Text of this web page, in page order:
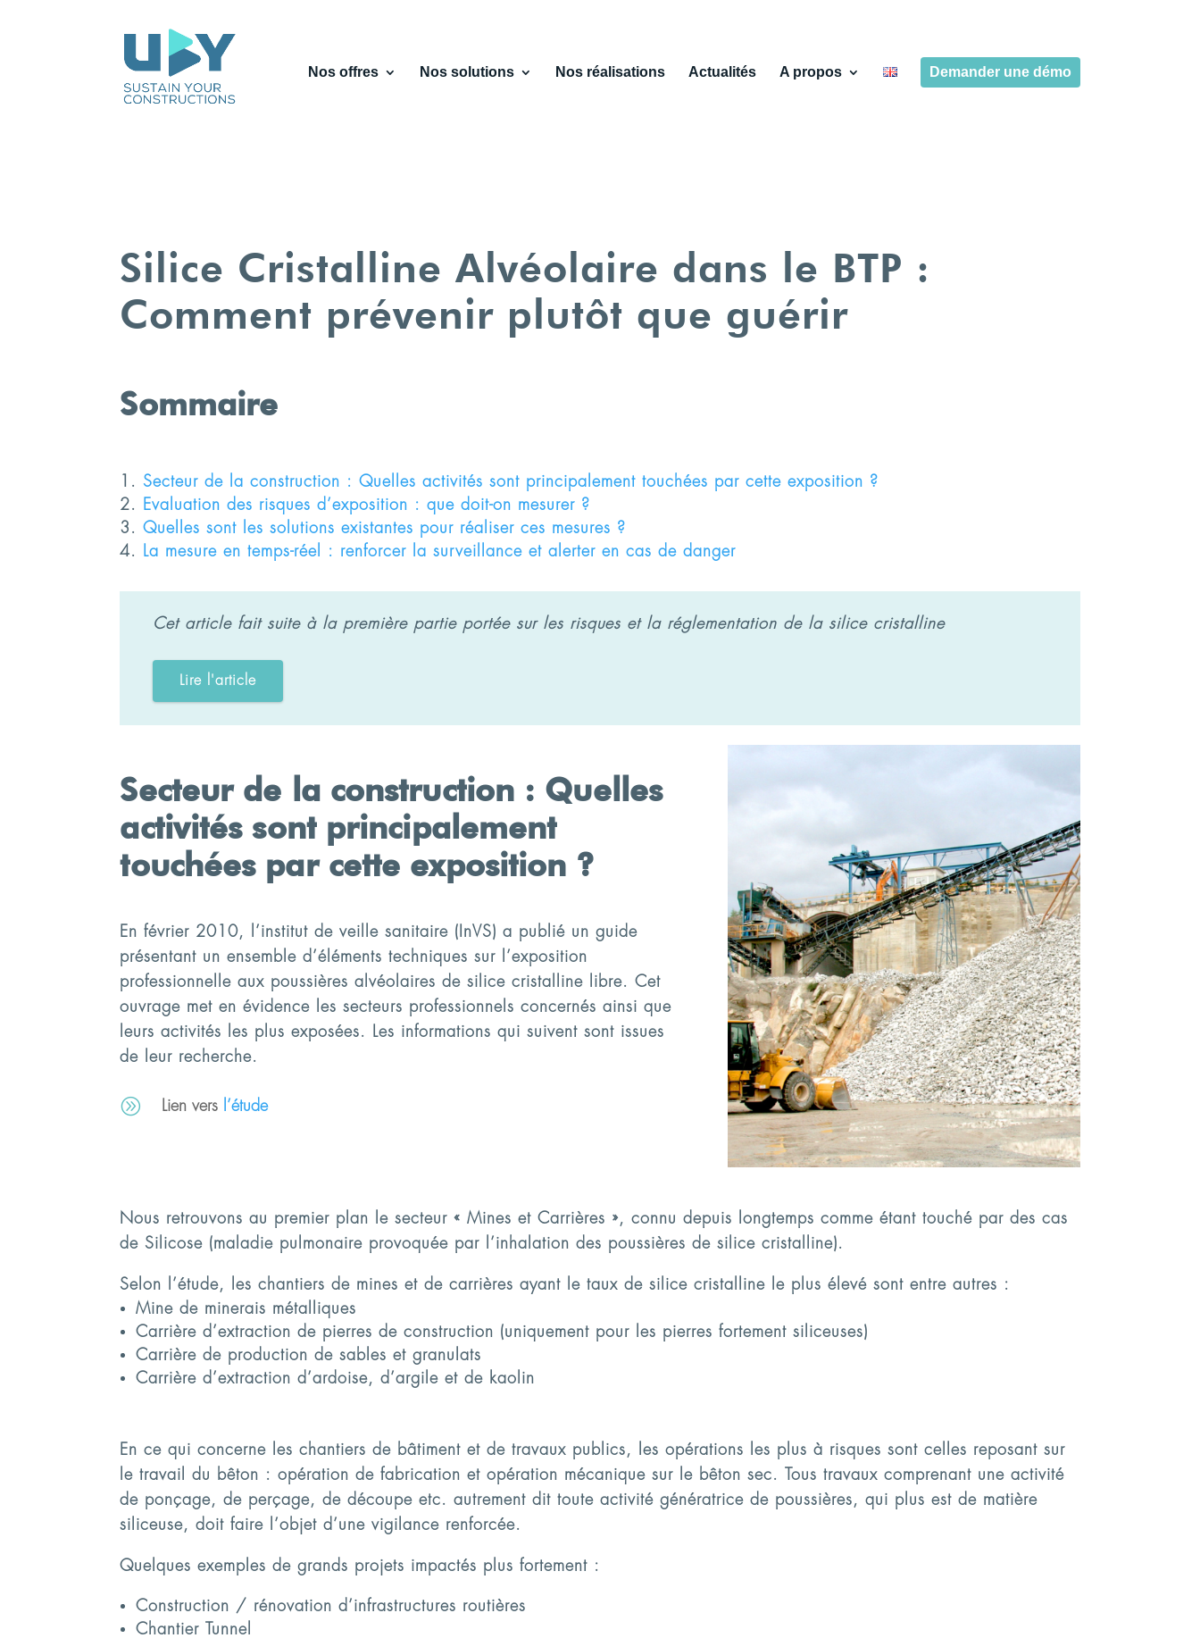
Nos offres Nos solutions Nos réalisations Actualités A propos Demander une démo
Silice Cristalline Alvéolaire dans le BTP :
Comment prévenir plutôt que guérir
Sommaire
Secteur de la construction : Quelles activités sont principalement touchées par cette exposition ?
Evaluation des risques d’exposition : que doit-on mesurer ?
Quelles sont les solutions existantes pour réaliser ces mesures ?
La mesure en temps-réel : renforcer la surveillance et alerter en cas de danger
Cet article fait suite à la première partie portée sur les risques et la réglementation de la silice cristalline
Lire l'article
Secteur de la construction : Quelles
activités sont principalement
touchées par cette exposition ?
En février 2010, l’institut de veille sanitaire (InVS) a publié un guide
présentant un ensemble d’éléments techniques sur l’exposition
professionnelle aux poussières alvéolaires de silice cristalline libre. Cet
ouvrage met en évidence les secteurs professionnels concernés ainsi que
leurs activités les plus exposées. Les informations qui suivent sont issues
de leur recherche.
A Lien vers l’étude
Nous retrouvons au premier plan le secteur « Mines et Carrières », connu depuis longtemps comme étant touché par des cas
de Silicose (maladie pulmonaire provoquée par l’inhalation des poussières de silice cristalline).
Selon l’étude, les chantiers de mines et de carrières ayant le taux de silice cristalline le plus élevé sont entre autres :
Mine de minerais métalliques
Carrière d’extraction de pierres de construction (uniquement pour les pierres fortement siliceuses)
Carrière de production de sables et granulats
Carrière d’extraction d’ardoise, d’argile et de kaolin
En ce qui concerne les chantiers de bâtiment et de travaux publics, les opérations les plus à risques sont celles reposant sur
le travail du bêton : opération de fabrication et opération mécanique sur le bêton sec. Tous travaux comprenant une activité
de ponçage, de perçage, de découpe etc. autrement dit toute activité génératrice de poussières, qui plus est de matière
siliceuse, doit faire l’objet d’une vigilance renforcée.
Quelques exemples de grands projets impactés plus fortement :
Construction / rénovation d’infrastructures routières
Chantier Tunnel